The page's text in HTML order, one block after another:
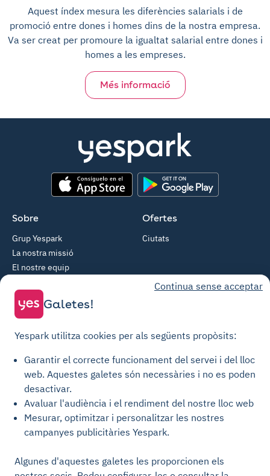
Aquest índex mesura les diferències salarials i de
promoció entre dones i homes dins de la nostra empresa.
Va ser creat per promoure la igualtat salarial entre dones i
homes a les empreses.
Més informació
Sobre
Grup Yespark
La nostra missió
El nostre equip
Ofertes
Ciutats
Gestor d'actius
Recursos
Centre d'ajuda
API per a desenvolupadors
Patrocini
Condicions generals d'ús
Condicions generals de venda Recàrrega
Continua sense acceptar
Galetes!
Yespark utilitza cookies per als següents propòsits:
Garantir el correcte funcionament del servei i del lloc
web. Aquestes galetes són necessàries i no es poden
desactivar.
Avaluar l'audiència i el rendiment del nostre lloc web
Mesurar, optimitzar i personalitzar les nostres
campanyes publicitàries Yespark.
Algunes d'aquestes galetes les proporcionen els